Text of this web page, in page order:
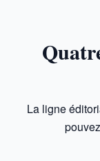
La ligne